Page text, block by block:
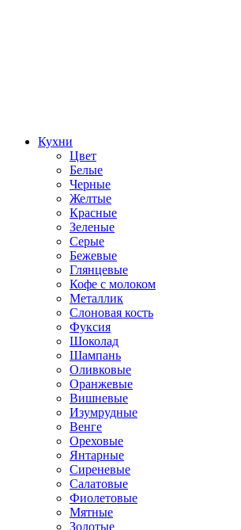
Кухни
Цвет
Белые
Черные
Желтые
Красные
Зеленые
Серые
Бежевые
Глянцевые
Кофе с молоком
Металлик
Слоновая кость
Фуксия
Шоколад
Шампань
Оливковые
Оранжевые
Вишневые
Изумрудные
Венге
Ореховые
Янтарные
Сиреневые
Салатовые
Фиолетовые
Мятные
Золотые